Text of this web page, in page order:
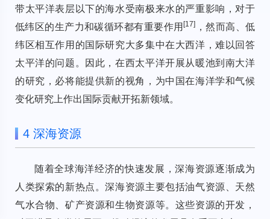
带太平洋表层以下的海水受南极来水的严重影响，对于
低纬区的生产力和碳循环都有重要作用[17] ，然而高、低
纬区相互作用的国际研究大多集中在大西洋，难以回答
太平洋的问题。因此，在西太平洋开展从暖池到南大洋
的研究，必将能提供新的视角，为中国在海洋学和气候
变化研究上作出国际贡献开拓新领域。
4 深海资源
随着全球海洋经济的快速发展，深海资源逐渐成为
人类探索的新热点。深海资源主要包括油气资源、天然
气水合物、矿产资源和生物资源等。这些资源的开发，